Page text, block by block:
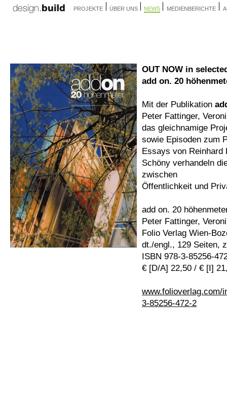
PROJEKTE ÜBER UNS NEWS MEDIENBERICHTE
OUT NOW in
add on. 20
Mit der Publikation
Peter Fattinger,
das gleichnamige
sowie Episoden zum
Essays von Reinhard
Schöny verhandeln
zwischen
Öffentlichkeit und
add on. 20
Peter Fattinger,
Folio Verlag Wien-
dt./engl., 129 Seiten,
ISBN 978-3-85256-
€ [D/A] 22,50 / € [I]
www.folioverlag.com/
3-85256-472-2